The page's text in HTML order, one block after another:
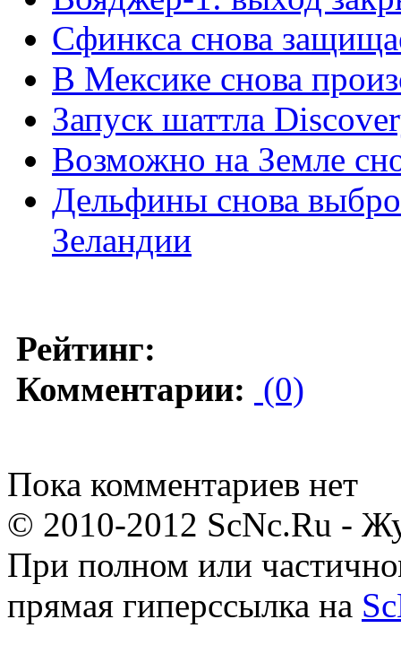
Сфинкса снова
В Мексике снова
Запуск шаттла
Возможно на Земле
Дельфины снова
Зеландии
Рейтинг:
Комментарии: (0)
Пока комментариев нет
© 2010-2012 ScNc.Ru -
При полном или
прямая гиперссылка на